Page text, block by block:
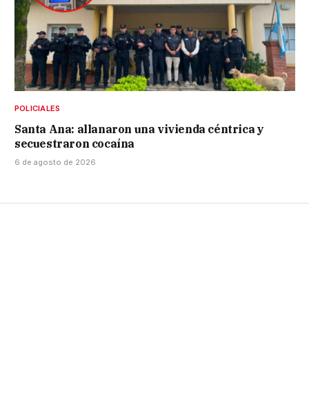
POLICIALES
Santa Ana: allanaron una vivienda céntrica y
secuestraron cocaína
6 de agosto de 2026